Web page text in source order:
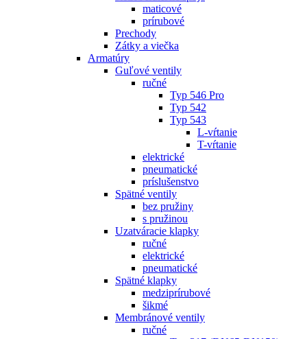
maticové
prírubové
Prechody
Zátky a viečka
Armatúry
Guľové ventily
ručné
Typ 546 Pro
Typ 542
Typ 543
L-vŕtanie
T-vŕtanie
elektrické
pneumatické
príslušenstvo
Spätné ventily
bez pružiny
s pružinou
Uzatváracie klapky
ručné
elektrické
pneumatické
Spätné klapky
medziprírubové
šikmé
Membránové ventily
ručné